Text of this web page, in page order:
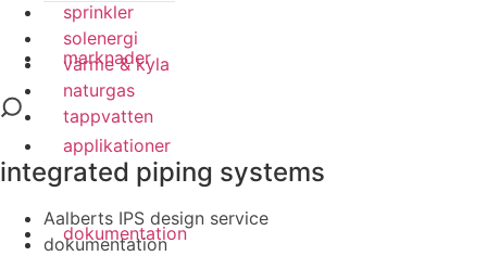
marknader
applikationer
dokumentation
sprinkler
solenergi
värme & kyla
naturgas
tappvatten
integrated piping systems
Aalberts IPS design service
dokumentation